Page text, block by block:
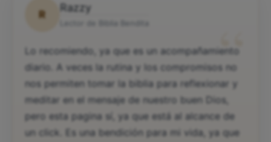
R
Razzy
“
Lo recomiendo, ya que es un acompañamiento
diario. A veces la rutina y los compromisos no
nos permiten tomar la biblia para reflexionar y
meditar en el mensaje de nuestro buen Dios,
pero esta pagina sí, ya que está al alcance de
un click. Es una bendición para mi vida, ya que